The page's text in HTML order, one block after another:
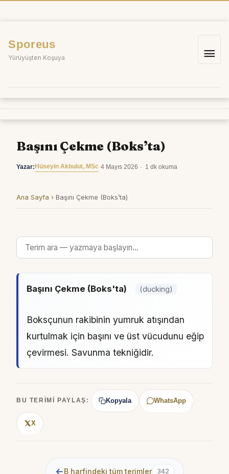
Sporeus
Yürüyüşten Koşuya
Ana
Başını Çekme (Boks’ta)
Yazar: Hüseyin Akbulut, MSc 4 Mayıs 2026 1 dk okuma
Ana Sayfa › Başını Çekme (Boks’ta)
Başını Çekme (Boks'ta) (ducking)
Boksçunun rakibinin yumruk atışından
kurtulmak için başını ve üst vücudunu eğip
çevirmesi. Savunma tekniğidir.
BU TERIMI PAYLAŞ: Kopyala WhatsApp
X
←B harfindeki tüm terimler 342